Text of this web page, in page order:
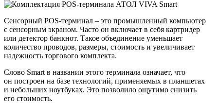
Сенсорный POS‑терминал – это промышленный компьютер
с сенсорным экраном. Часто он включает в себя картридер
или детектор банкнот. Такое объединение уменьшает
количество проводов, размеры, стоимость и увеличивает
надежность торгового комплекта.
Слово Smart в названии этого терминала означает, что
он построен на базе технологий, применяемых в планшетах
и небольших ноутбуках. Это позволило ощутимо снизить
его стоимость.